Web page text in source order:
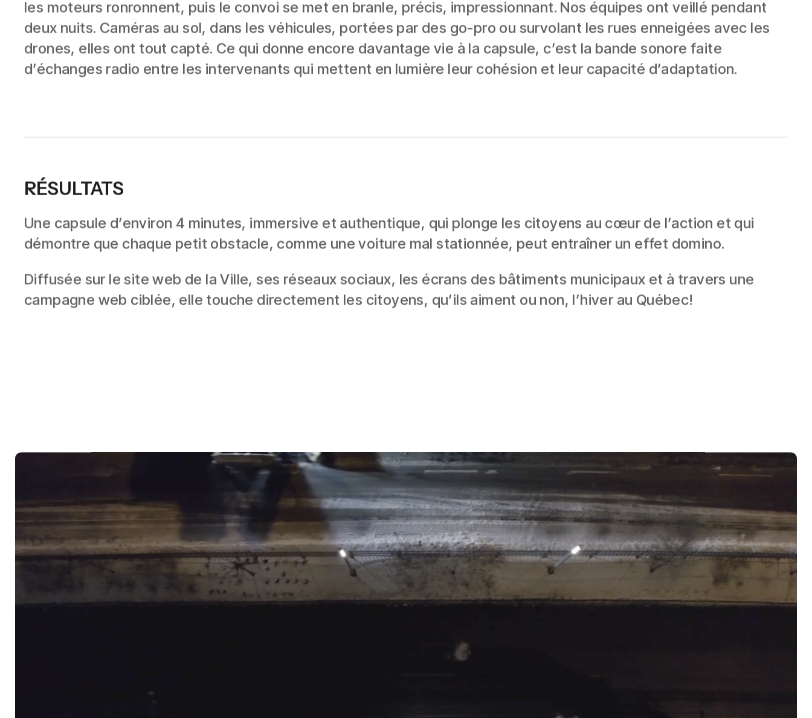
les moteurs ronronnent, puis le convoi se met en branle, précis, impressionnant. Nos équipes ont veillé pendant
deux nuits. Caméras au sol, dans les véhicules, portées par des go-pro ou survolant les rues enneigées avec les
drones, elles ont tout capté. Ce qui donne encore davantage vie à la capsule, c’est la bande sonore faite
d’échanges radio entre les intervenants qui mettent en lumière leur cohésion et leur capacité d’adaptation.
RÉSULTATS
Une capsule d’environ 4 minutes, immersive et authentique, qui plonge les citoyens au cœur de l’action et qui
démontre que chaque petit obstacle, comme une voiture mal stationnée, peut entraîner un effet domino.
Diffusée sur le site web de la Ville, ses réseaux sociaux, les écrans des bâtiments municipaux et à travers une
campagne web ciblée, elle touche directement les citoyens, qu’ils aiment ou non, l’hiver au Québec!